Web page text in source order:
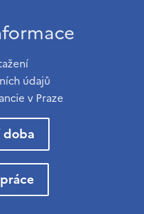
údajů
v Praze
doba
práce